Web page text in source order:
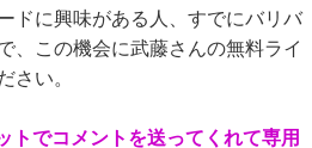
ドに興味がある人、すでにバリバ
、この機会に武藤さんの無料ライ
さい。
トでコメントを送ってくれて専用